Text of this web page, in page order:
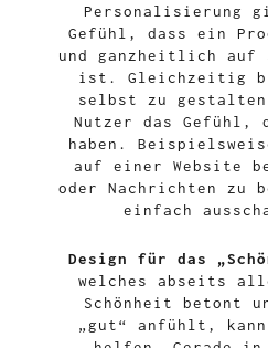
Personalisierung
Gefühl, dass ein
und ganzheitlich auf
ist. Gleichzeitig
selbst zu
Nutzer das Gefühl,
haben.
auf einer Website
oder Nachrichten zu
einfach
Design für das
welches abseits
Schönheit betont
„gut“ anfühlt, kann